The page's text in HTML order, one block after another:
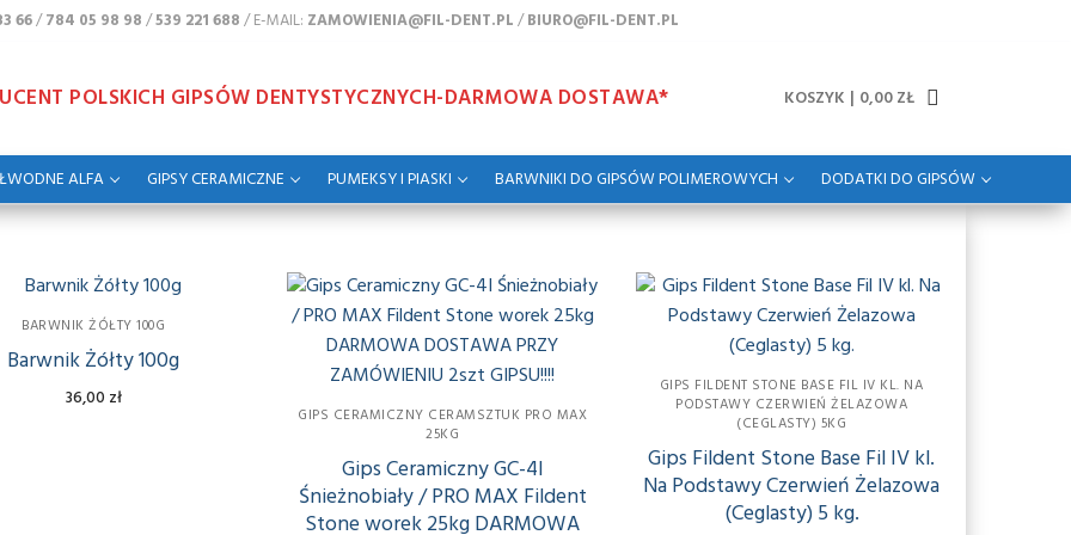
66/784 05 98 98/539 221 688/ E-MAIL: ZAMOWIENIA@FIL-DENT.PL/BIURO@FIL-DENT.PL
POLSKICH GIPSÓW DENTYSTYCZNYCH-DARMOWA DOSTAWA* KOSZYK | 0,00ZŁ
ALFA GIPSY CERAMICZNE PUMEKSY I PIASKI BARWNIKI DO GIPSÓW POLIMEROWYCH DODATKI DO GIPSÓW
TWARDY kolor KOŚĆ SŁONIOWA
FILDENT STONE PRO – BIAŁY POPIEL wytrzymałość 25mpa
FILDENT STONE PRO – BIEL CYNKOWA wytrzymałość 35mpa
FILDENT STONE PRO LASTRICO – ALABASTROWY 45mpa
ALFA PÓŁWODNY BIAŁY KOLOR L* ≥ 91% op. 25KG
ALFA PÓŁWODNY EXTRA BIAŁY KOLOR L* ≥ 94% op. 25KG
BARWNIK ŻÓŁTY 100G
Barwnik Żółty 100g
36,00 zł
GIPS CERAMICZNY CERAMSZTUK PRO MAX
25KG
Gips Ceramiczny GC-4I
Śnieżnobiały / PRO MAX Fildent
Stone worek 25kg DARMOWA
GIPS FILDENT STONE BASE FIL IV KL. NA
PODSTAWY CZERWIEŃ ŻELAZOWA
(CEGLASTY) 5KG
Gips Fildent Stone Base Fil IV kl.
Na Podstawy Czerwień Żelazowa
(Ceglasty) 5 kg.